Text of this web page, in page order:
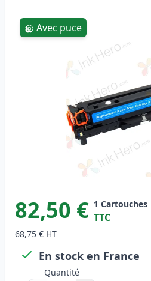
Product information
Avec puce
82,50 € 1 Cartouches
TTC
68,75 € HT
En stock en France
Quantité